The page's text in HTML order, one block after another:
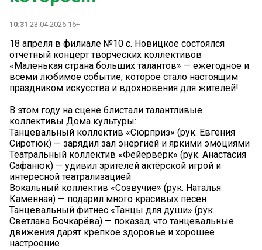
10:31 23.04.2026 16+
18 апреля в филиале №10 с. Новицкое состоялся
отчётный концерт творческих коллективов
«Маленькая страна больших талантов» — ежегодное и
всеми любимое событие, которое стало настоящим
праздником искусства и вдохновения для жителей!
В этом году на сцене блистали талантливые
коллективы Дома культуры:
Танцевальный коллектив «Сюрприз» (рук. Евгения
Сиротюк) — зарядил зал энергией и яркими эмоциями
Театральный коллектив «Фейерверк» (рук. Анастасия
Сафанюк) — удивил зрителей актёрской игрой и
интересной театрализацией
Вокальный коллектив «Созвучие» (рук. Наталья
Каменная) — подарил много красивых песен
Танцевальный фитнес «Танцы для души» (рук.
Светлана Бочкарёва) — показал, что танцевальные
движения дарят крепкое здоровье и хорошее
настроение